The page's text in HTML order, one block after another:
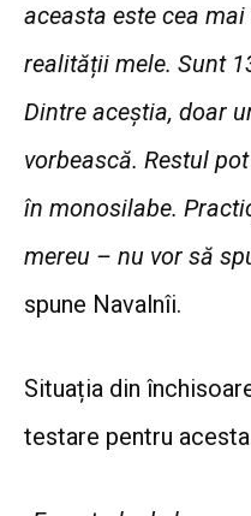
aceasta este cea
realității mele. Sunt
Dintre aceștia, doar
vorbească. Restul
în monosilabe.
mereu – nu vor să
spune Navalnîi.
Situația din
testare pentru